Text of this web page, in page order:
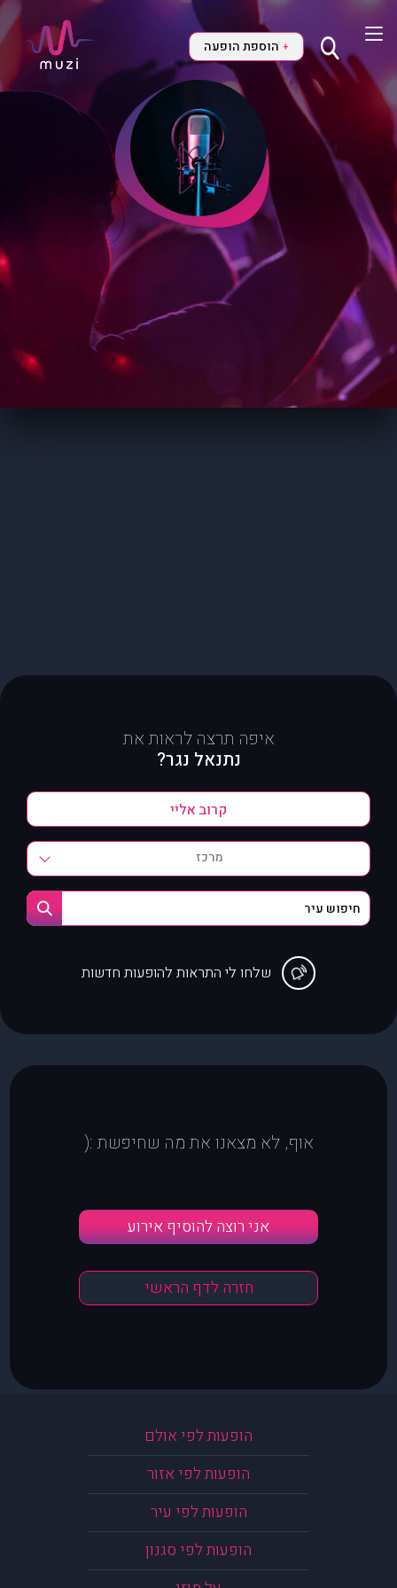
+ הוספת הופעה
איפה תרצה לראות את
נתנאל נגר?
מרכז
שלחו לי התראות להופעות חדשות
אוף, לא מצאנו את מה שחיפשת :(
אני רוצה להוסיף אירוע
חזרה לדף הראשי
הופעות לפי אולם
הופעות לפי אזור
הופעות לפי עיר
הופעות לפי סגנון